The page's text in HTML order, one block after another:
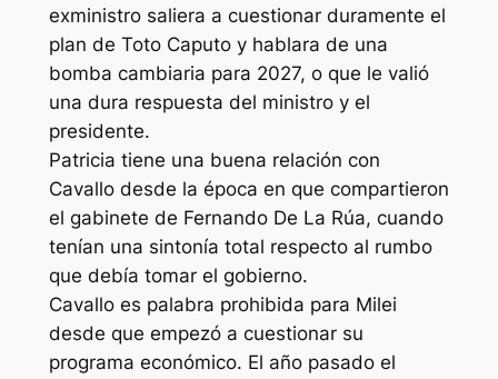
exministro saliera a cuestionar duramente el
plan de Toto Caputo y hablara de una
bomba cambiaria para 2027, o que le valió
una dura respuesta del ministro y el
presidente.
Patricia tiene una buena relación con
Cavallo desde la época en que compartieron
el gabinete de Fernando De La Rúa, cuando
tenían una sintonía total respecto al rumbo
que debía tomar el gobierno.
Cavallo es palabra prohibida para Milei
desde que empezó a cuestionar su
programa económico. El año pasado el